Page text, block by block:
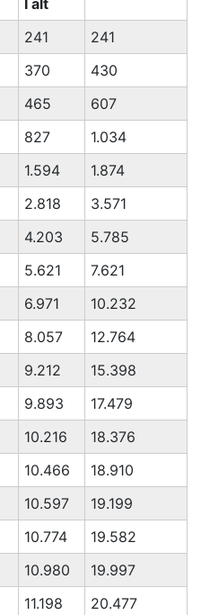
I alt
241
241
370
430
465
607
827
1.034
1.594
1.874
2.818
3.571
4.203
5.785
5.621
7.621
6.971
10.232
8.057
12.764
9.212
15.398
9.893
17.479
10.216
18.376
10.466
18.910
10.597
19.199
10.774
19.582
10.980
19.997
11.198
20.477